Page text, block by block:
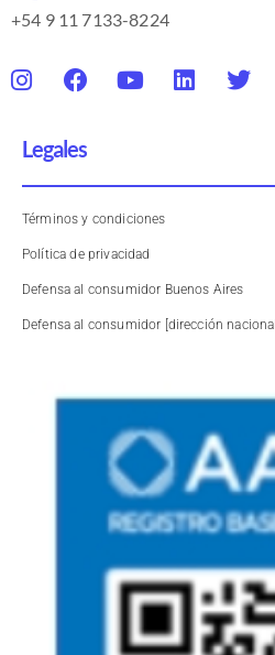
+54 9 11 7133-8224
Legales
Términos y condiciones
Política de privacidad
Defensa al consumidor Buenos Aires
Defensa al consumidor [dirección nacional]